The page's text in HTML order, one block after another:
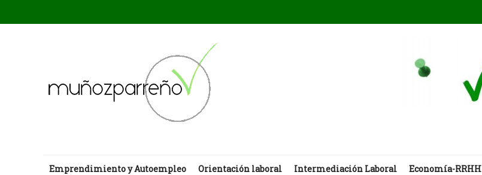
Emprendimiento y Autoempleo Orientación laboral Intermediación Laboral Economía-RRHH